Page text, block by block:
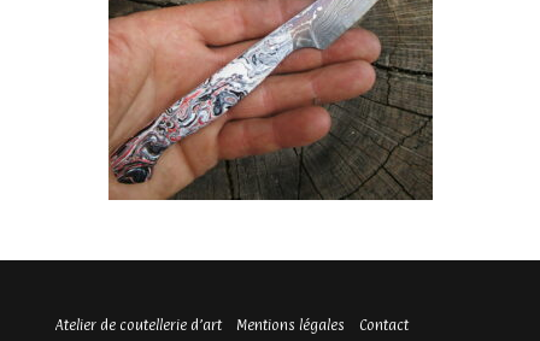
Atelier de coutellerie d’art Mentions légales Contact